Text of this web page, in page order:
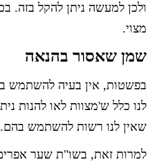
ולכן למעשה ניתן להקל בזה.
מצוי.
שמן שאסור בהנאה
בפשטות, אין בעיה להשתמש
לנו כלל ש'מצוות לאו להנות
שאין לנו רשות להשתמש בהם.
למרות זאת, בשו"ת שער